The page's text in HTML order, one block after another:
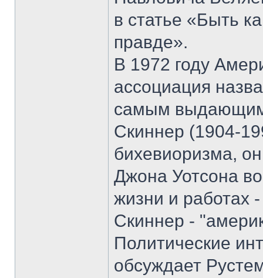
в статье «Быть
правде».
В 1972 году
ассоциация
самым
Скиннер (1904-
бихевиоризма,
Джона Уотсона
жизни и работах
Скиннер -
Политические
обсуждает